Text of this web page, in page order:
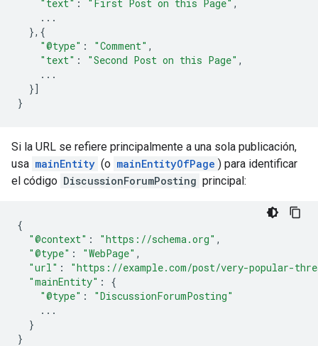
"text" : "First Post on this Page" ,
...
},{
"@type" : "Comment" ,
"text" : "Second Post on this Page" ,
...
}]
}
Si la URL se refiere principalmente a una sola publicación,
usa mainEntity (o mainEntityOfPage ) para identificar
el código DiscussionForumPosting principal:
{
"@context" : "https://schema.org" ,
"@type" : "WebPage" ,
"url" :
"https://example.com/post/very-popular-
"mainEntity" :
{
"@type" :
"DiscussionForumPosting"
...
}
}